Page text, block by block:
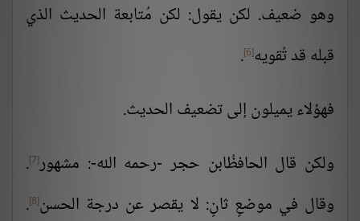
وهو ضعيف. لكن يقول: لكن مُتابعة الحديث الذي
قبله قد تُقويه[6]
.
فهؤلاء يميلون إلى تضعيف الحديث.
ولكن قال الحافظُابن حجر-رحمه الله-: مشهور[7]
.
وقال في موضعٍ ثانٍ: لا يقصر عن درجة الحسن[8]
.